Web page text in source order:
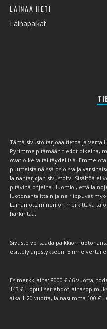
LAINAA HETI
Lainapaikat
Tämä sivusto tarjoaa tietoa ja
Pyrimme pitämään tiedot oikeina,
ovat oikeita tai täydellisiä. Emme
puutteista näissä osioissa ja
lainantarjojan sivustolta. Sisältöä ei
pitävinä ohjeina.Huomioi, että
luotonantajittain ja ne riippuvat
Lainan ottaminen on merkittävä
harkintaa.
Sivusto voi saada palkkion
esittelyjärjestykseen. Emme
Esimerkkilaina: 8000 € / 6 vuotta,
143 €. Lopulliset ehdot
aika 1-20 vuotta, lainasumma 100 € -